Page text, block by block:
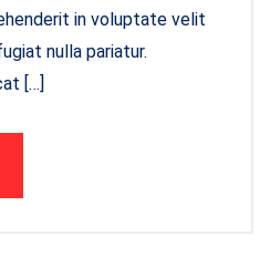
in voluptate velit
nulla pariatur.
[…]